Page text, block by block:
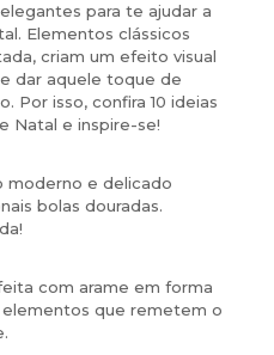
para te ajudar a
Elementos clássicos
criam um efeito visual
dar aquele toque de
Por isso, confira 10 ideias
Natal e inspire-se!
moderno e delicado
bolas douradas.
com arame em forma
que remetem o